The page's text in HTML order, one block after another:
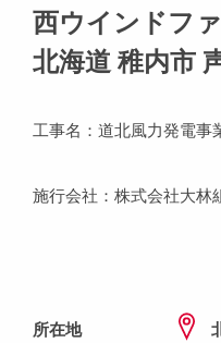
場所
⻄ウインドフ
北海道 稚内市
工事名：道北⾵⼒発電事
施行会社：株式会社大林
所在地